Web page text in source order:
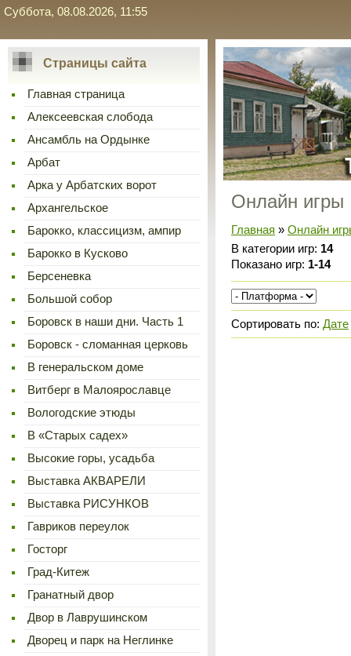
Суббота, 08.08.2026, 11:55
Страницы сайта
Главная страница
Алексеевская слобода
Ансамбль на Ордынке
Арбат
Арка у Арбатских ворот
Архангельское
Барокко, классицизм, ампир
Барокко в Кусково
Берсеневка
Большой собор
Боровск в наши дни. Часть 1
Боровск - сломанная церковь
В генеральском доме
Витберг в Малоярославце
Вологодские этюды
В «Старых садех»
Высокие горы, усадьба
Выставка АКВАРЕЛИ
Выставка РИСУНКОВ
Гавриков переулок
Госторг
Град-Китеж
Гранатный двор
Двор в Лаврушинском
Дворец и парк на Неглинке
Онлайн игры
Главная » Онлайн
В категории игр: 14
Показано игр: 1-14
Сортировать по: Дате